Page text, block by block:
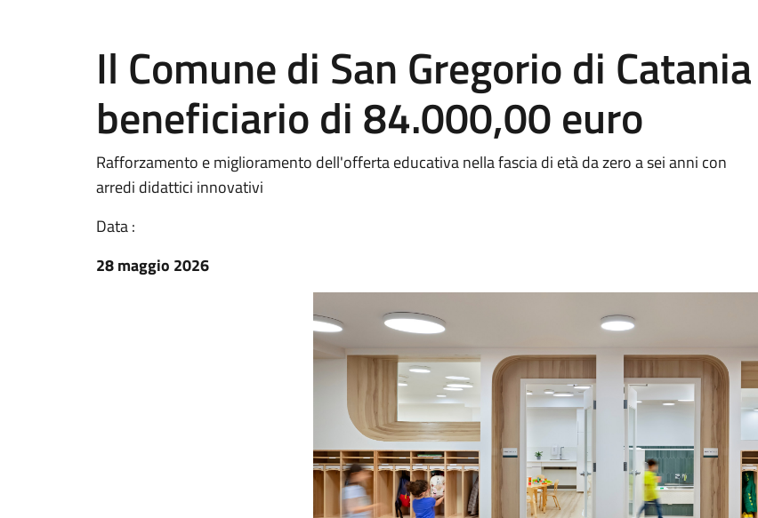
Il Comune di San Gregorio di Catania
beneficiario di 84.000,00 euro
Rafforzamento e miglioramento dell'offerta educativa nella fascia di età da zero a sei anni con
arredi didattici innovativi
Data :
28 maggio 2026